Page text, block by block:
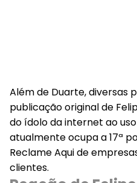
Além de Duarte, diversas
publicação original de
do ídolo da internet ao
atualmente ocupa a 17ª
Reclame Aqui de
clientes.